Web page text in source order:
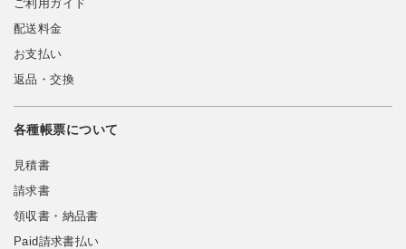
ご利用ガイド
配送料金
お支払い
返品・交換
各種帳票について
見積書
請求書
領収書・納品書
Paid請求書払い